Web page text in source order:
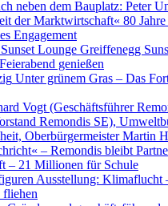
der Marktwirtschaft« 80
Engagement
Greiffenegg
genießen
Unter grünem Gras – Das
– Remondis bleibt
– 21 Millionen für Schule
Ausstellung: Klimaflucht